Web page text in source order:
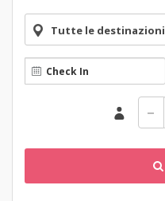
Tutte le destinazioni